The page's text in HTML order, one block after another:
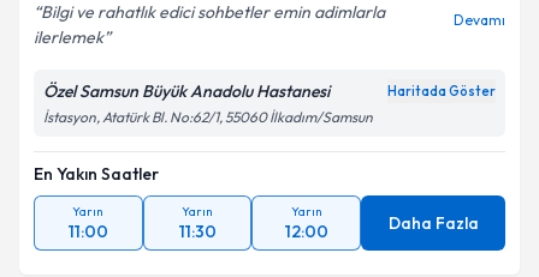
Bilgi ve rahatlık edici sohbetler emin adimlarla
ilerlemek
Devamı
Özel Samsun Büyük Anadolu Hastanesi Haritada Göster
İstasyon, Atatürk Bl. No:62/1, 55060 İlkadım/Samsun
En Yakın Saatler
Yarın
11:00
Yarın
11:30
Yarın
12:00 Daha Fazla